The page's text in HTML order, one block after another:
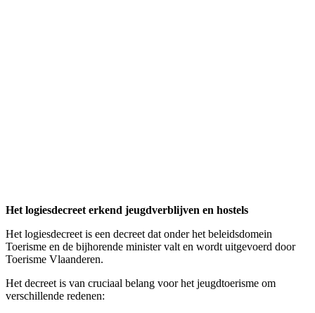
Het logiesdecreet erkend jeugdverblijven en hostels
Het logiesdecreet is een decreet dat onder het beleidsdomein
Toerisme en de bijhorende minister valt en wordt uitgevoerd door
Toerisme Vlaanderen.
Het decreet is van cruciaal belang voor het jeugdtoerisme om
verschillende redenen: